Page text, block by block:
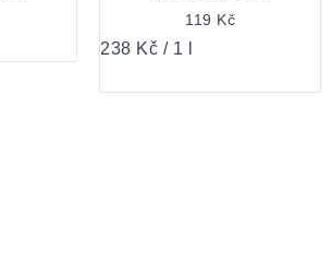
119 Kč
Měrná
238 Kč / 1 l